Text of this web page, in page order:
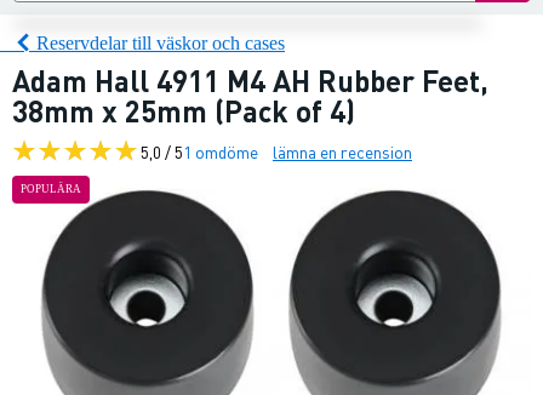
Reservdelar till väskor och cases
Adam Hall 4911 M4 AH Rubber Feet,
38mm x 25mm (Pack of 4)
5,0 / 51 omdöme lämna en recension
POPULÄRA